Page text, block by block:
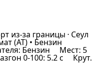
из-за границы · Сеул
(AT) • Бензин
Бензин Мест: 5
0-100: 5.2 с Крут.